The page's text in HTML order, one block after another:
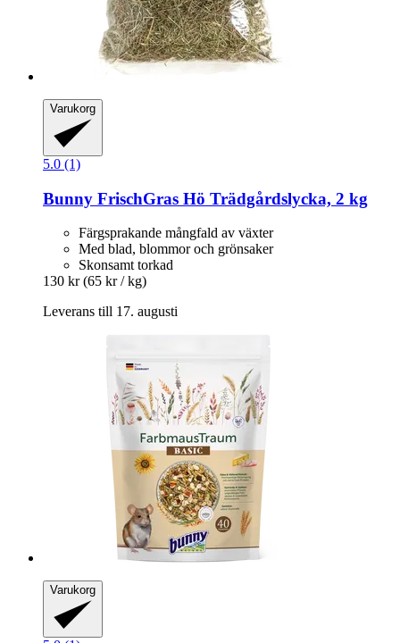
Varukorg
5.0 (1)
Bunny FrischGras Hö Trädgårdslycka, 2 kg
Färgsprakande mångfald av växter
Med blad, blommor och grönsaker
Skonsamt torkad
130 kr (65 kr / kg)
Leverans till 17. augusti
Varukorg